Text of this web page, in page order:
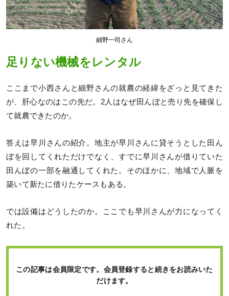
細野一司さん
足りない機械をレンタル
ここまで小西さんと細野さんの就農の経緯をざっと見てきた
が、肝心なのはこの先だ。2人はなぜ田んぼと売り先を確保し
て就農できたのか。
答えは早川さんの紹介。地主が早川さんに貸そうとした田ん
ぼを回してくれただけでなく、すでに早川さんが借りていた
田んぼの一部を融通してくれた。そのほかに、地域で人脈を
築いて新たに借りたケースもある。
では設備はどうしたのか。ここでも早川さんが力になってく
れた。
この記事は会員限定です。会員登録すると続きをお読みいた
だけます。